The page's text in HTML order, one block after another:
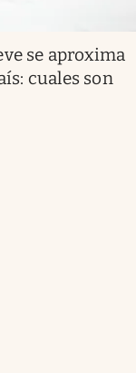
se aproxima
cuales son